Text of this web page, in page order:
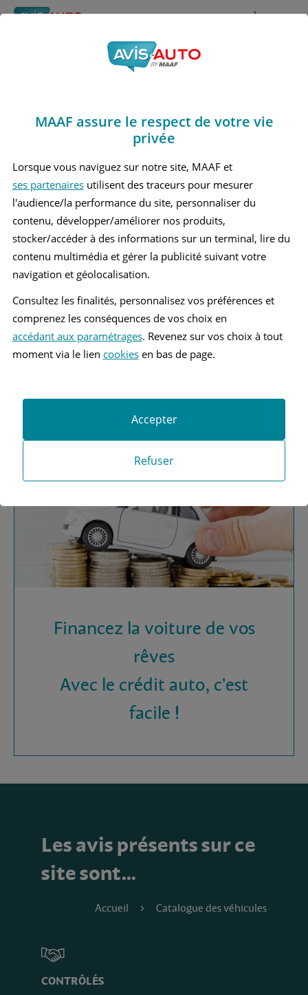
Rechercher À propos
Obtenir un devis d'assurance auto MAAF
Avis Mini Countryman
MINI COUNTRYMAN 1 PETIT SUV
MINI COUNTRYMAN 3 MOYEN SUV
assurance automobile ?
Obtenez vos devis MAAF
Financez la voiture de vos
rêves
Avec le crédit auto, c'est
facile !
Les avis présents sur ce
site sont…
Accueil Catalogue des véhicules
CONTRÔLÉS
MAAF assure le respect de votre vie
privée
Lorsque vous naviguez sur notre site, MAAF et
ses partenairesutilisent des traceurs pour mesurer
l'audience/la performance du site, personnaliser du
contenu, développer/améliorer nos produits,
stocker/accéder à des informations sur un terminal, lire du
contenu multimédia et gérer la publicité suivant votre
navigation et géolocalisation.
Consultez les finalités, personnalisez vos préférences et
comprenez les conséquences de vos choix en
accédant aux paramétrages. Revenez sur vos choix à tout
moment via le lien cookiesen bas de page.
Refuser
Accepter